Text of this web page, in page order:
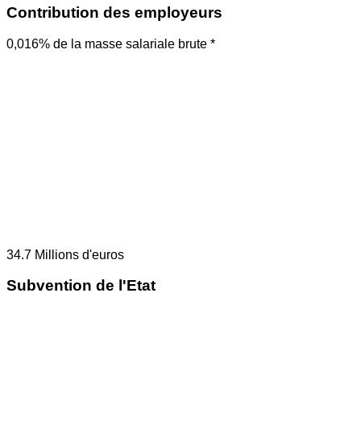
Contribution des employeurs
0,016% de la masse salariale brute *
34.7 Millions d'euros
Subvention de l'Etat